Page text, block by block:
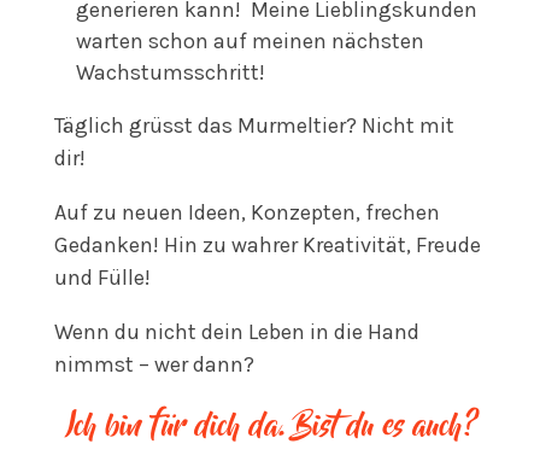
generieren kann! Meine Lieblingskunden
warten schon auf meinen nächsten
Wachstumsschritt!
Täglich grüsst das Murmeltier? Nicht mit
dir!
Auf zu neuen Ideen, Konzepten, frechen
Gedanken! Hin zu wahrer Kreativität, Freude
und Fülle!
Wenn du nicht dein Leben in die Hand
nimmst – wer dann?
Ich bin für dich da. Bist du es auch?